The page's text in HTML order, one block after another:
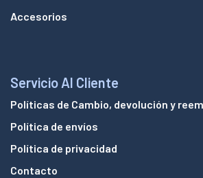
Accesorios
Servicio Al Cliente
Políticas de Cambio, devolución y
Política de envíos
Política de privacidad
Contacto